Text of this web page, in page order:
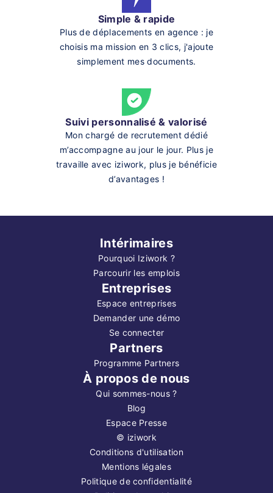
Simple & rapide
Plus de déplacements en agence : je
choisis ma mission en 3 clics, j'ajoute
simplement mes documents.
Suivi personnalisé & valorisé
Mon chargé de recrutement dédié
m’accompagne au jour le jour. Plus je
travaille avec iziwork, plus je bénéficie
d’avantages !
Intérimaires
Pourquoi Iziwork ?
Parcourir les emplois
Entreprises
Espace entreprises
Demander une démo
Se connecter
Partners
Programme Partners
À propos de nous
Qui sommes-nous ?
Blog
Espace Presse
© iziwork
Conditions d'utilisation
Mentions légales
Politique de confidentialité